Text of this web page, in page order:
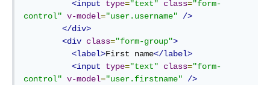
<input
type="text" class="form-
control" v-model="user.username"
/>
</div>
<div class="form-group">
<label>First name</label>
<input
type="text" class="form-
control" v-model="user.firstname"
/>